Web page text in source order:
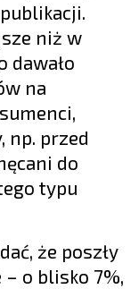
niż w
dawało
na
np. przed
do
typu
że poszły
o blisko 7%,